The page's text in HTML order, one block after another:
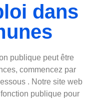
dans
publique peut être
commencez par
. Notre site web
publique pour